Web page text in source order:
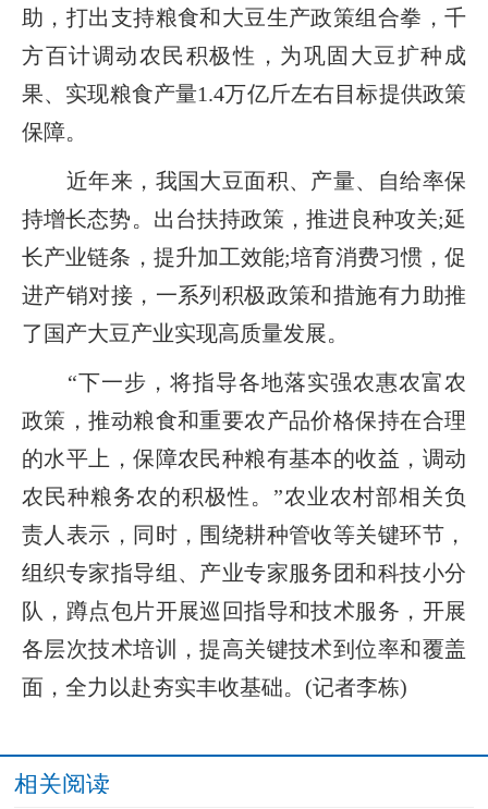
助，打出支持粮食和大豆生产政策组合拳，千
方百计调动农民积极性，为巩固大豆扩种成
果、实现粮食产量1.4万亿斤左右目标提供政策
保障。
近年来，我国大豆面积、产量、自给率保
持增长态势。出台扶持政策，推进良种攻关;延
长产业链条，提升加工效能;培育消费习惯，促
进产销对接，一系列积极政策和措施有力助推
了国产大豆产业实现高质量发展。
“下一步，将指导各地落实强农惠农富农
政策，推动粮食和重要农产品价格保持在合理
的水平上，保障农民种粮有基本的收益，调动
农民种粮务农的积极性。”农业农村部相关负
责人表示，同时，围绕耕种管收等关键环节，
组织专家指导组、产业专家服务团和科技小分
队，蹲点包片开展巡回指导和技术服务，开展
各层次技术培训，提高关键技术到位率和覆盖
面，全力以赴夯实丰收基础。(记者李栋)
相关阅读